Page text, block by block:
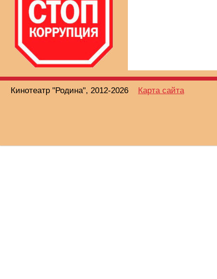
Кинотеатр "Родина", 2012-2026 Карта сайта